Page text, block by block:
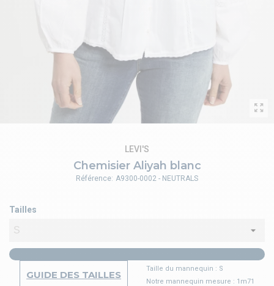
Chemisier Aliyah blanc
LEVI'S
Tailles
GUIDE DES TAILLES
Taille du mannequin : S
Notre mannequin mesure : 1m71
Référence: A9300-0002 - NEUTRALS